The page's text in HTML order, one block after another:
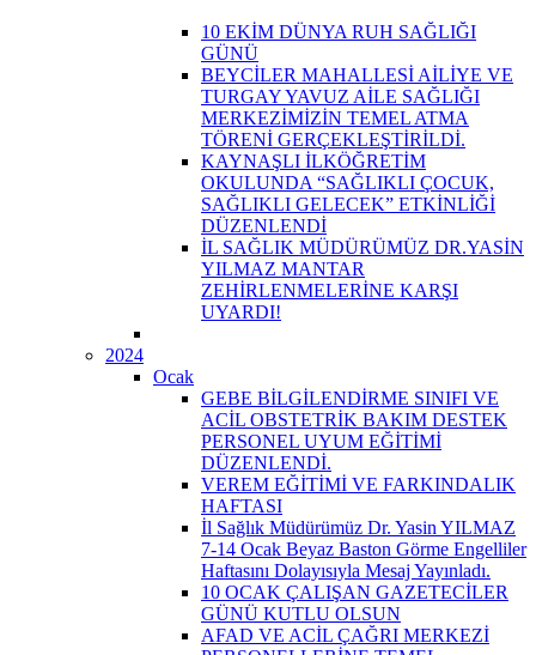
10 EKİM DÜNYA RUH SAĞLIĞI
GÜNÜ
BEYCİLER MAHALLESİ AİLİYE VE
TURGAY YAVUZ AİLE SAĞLIĞI
MERKEZİMİZİN TEMEL ATMA
TÖRENİ GERÇEKLEŞTİRİLDİ.
KAYNAŞLI İLKÖĞRETİM
OKULUNDA “SAĞLIKLI ÇOCUK,
SAĞLIKLI GELECEK” ETKİNLİĞİ
DÜZENLENDİ
İL SAĞLIK MÜDÜRÜMÜZ DR.YASİN
YILMAZ MANTAR
ZEHİRLENMELERİNE KARŞI
UYARDI!
2024
Ocak
GEBE BİLGİLENDİRME SINIFI VE
ACİL OBSTETRİK BAKIM DESTEK
PERSONEL UYUM EĞİTİMİ
DÜZENLENDİ.
VEREM EĞİTİMİ VE FARKINDALIK
HAFTASI
İl Sağlık Müdürümüz Dr. Yasin YILMAZ
7-14 Ocak Beyaz Baston Görme Engelliler
Haftasını Dolayısıyla Mesaj Yayınladı.
10 OCAK ÇALIŞAN GAZETECİLER
GÜNÜ KUTLU OLSUN
AFAD VE ACİL ÇAĞRI MERKEZİ